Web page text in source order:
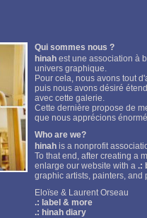
Qui sommes nous ?
hinah est une association à
univers graphique.
Pour cela, nous avons tout
puis nous avons désiré
avec cette galerie.
Cette dernière propose de
que nous apprécions
Who are we?
hinah is a nonprofit
To that end, after creating a
enlarge our website with a .:
graphic artists, painters,
Eloïse & Laurent Orseau
.: label & more
.: hinah diary